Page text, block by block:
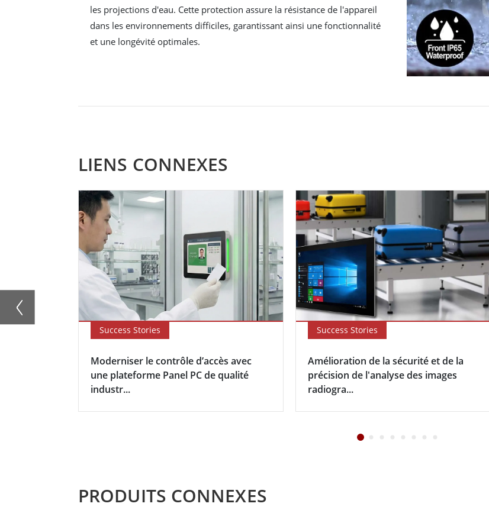
les projections d'eau. Cette protection assure la résistance de l'appareil
dans les environnements difficiles, garantissant ainsi une fonctionnalité
et une longévité optimales.
LIENS CONNEXES
Success Stories
Moderniser le contrôle d’accès avec
une plateforme Panel PC de qualité
industr...
Success Stories
Amélioration de la sécurité et de la
précision de l'analyse des images
radiogra...
PRODUITS CONNEXES